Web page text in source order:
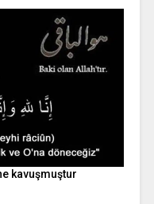
kavuşmuştur